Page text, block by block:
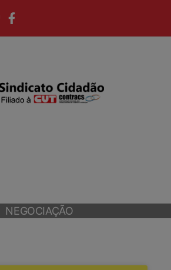
NEGOCIAÇÃO